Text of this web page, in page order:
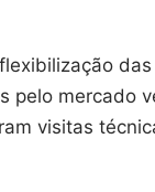
pelo mercado
visitas